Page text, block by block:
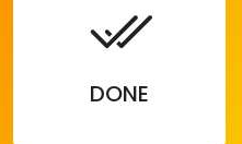
DONE